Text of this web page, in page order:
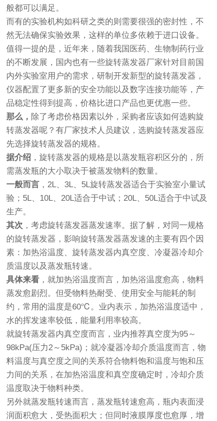
般都可以满足。
而有的实验机构如科研之类的则需要很强的密封性，不
然无法确保实验效果，这样的单位多依赖于进口设备。
值得一提的是，近年来，随着我国医药、生物制药行业
的不断发展，国内也有一些旋转蒸发器厂家针对目前国
内外实验室用户的需求，研制开发新型的旋转蒸发器，
仪器配置了更多新的安全功能以及数字连接功能等，产
品稳定性得到提高，价格比进口产品也更优惠一些。
那么， 除了考虑价格因素以外，采购者应该如何选购旋
转蒸发器呢？有厂家技术人员建议，选购旋转蒸发器应
先选择旋转蒸发器的规格。
据介绍 ，旋转蒸发器的规格是以蒸发瓶容积区分的，所
需蒸发瓶的大小取决于被蒸发物料的数量。
一般而言 ，2L、3L、5L旋转蒸发器适合于实验室小量试
验；5L、10L、20L适合于中试；20L、50L适合于中试及
生产。
其次 ，考虑旋转蒸发器蒸发速率。据了解，对同一规格
的旋转蒸发器，影响旋转蒸发器蒸发速的主要有四个因
素：加热浴温度、旋转蒸发器内真空度、冷凝器冷却介
质温度以及蒸发瓶转速。
具体来看 ，就加热浴温度而言，加热浴温度愈高，物料
蒸发愈剧烈。但受物料热耐受、使用安全与能耗的制
约，常用的温度是60℃。业内表示，加热浴温度适中，
水的挥发速率较低，能量利用率较高。
就旋转蒸发器内真空度而言，业内推荐真空度为95～
98kPa(压力2～5kPa)；就冷凝器冷却介质温度而言，物
料温度与真空度之间的关系符合物料饱和温度与饱和压
力间的关系，在加热浴温度和真空度确定时，冷却介质
温度取决于物料种类。
另外就蒸发瓶转速而言，蒸发瓶转速愈高，瓶内表面浸
润面积愈大，受热面积大；但同时液膜厚度也愈厚，增